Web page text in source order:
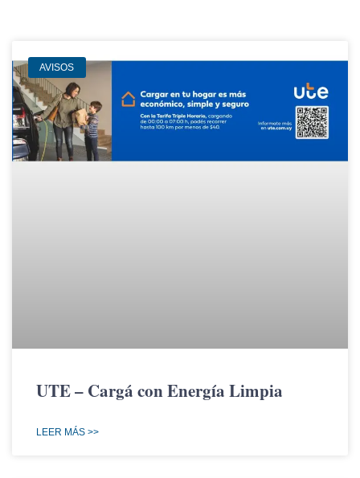
AVISOS
UTE – Cargá con Energía Limpia
LEER MÁS >>